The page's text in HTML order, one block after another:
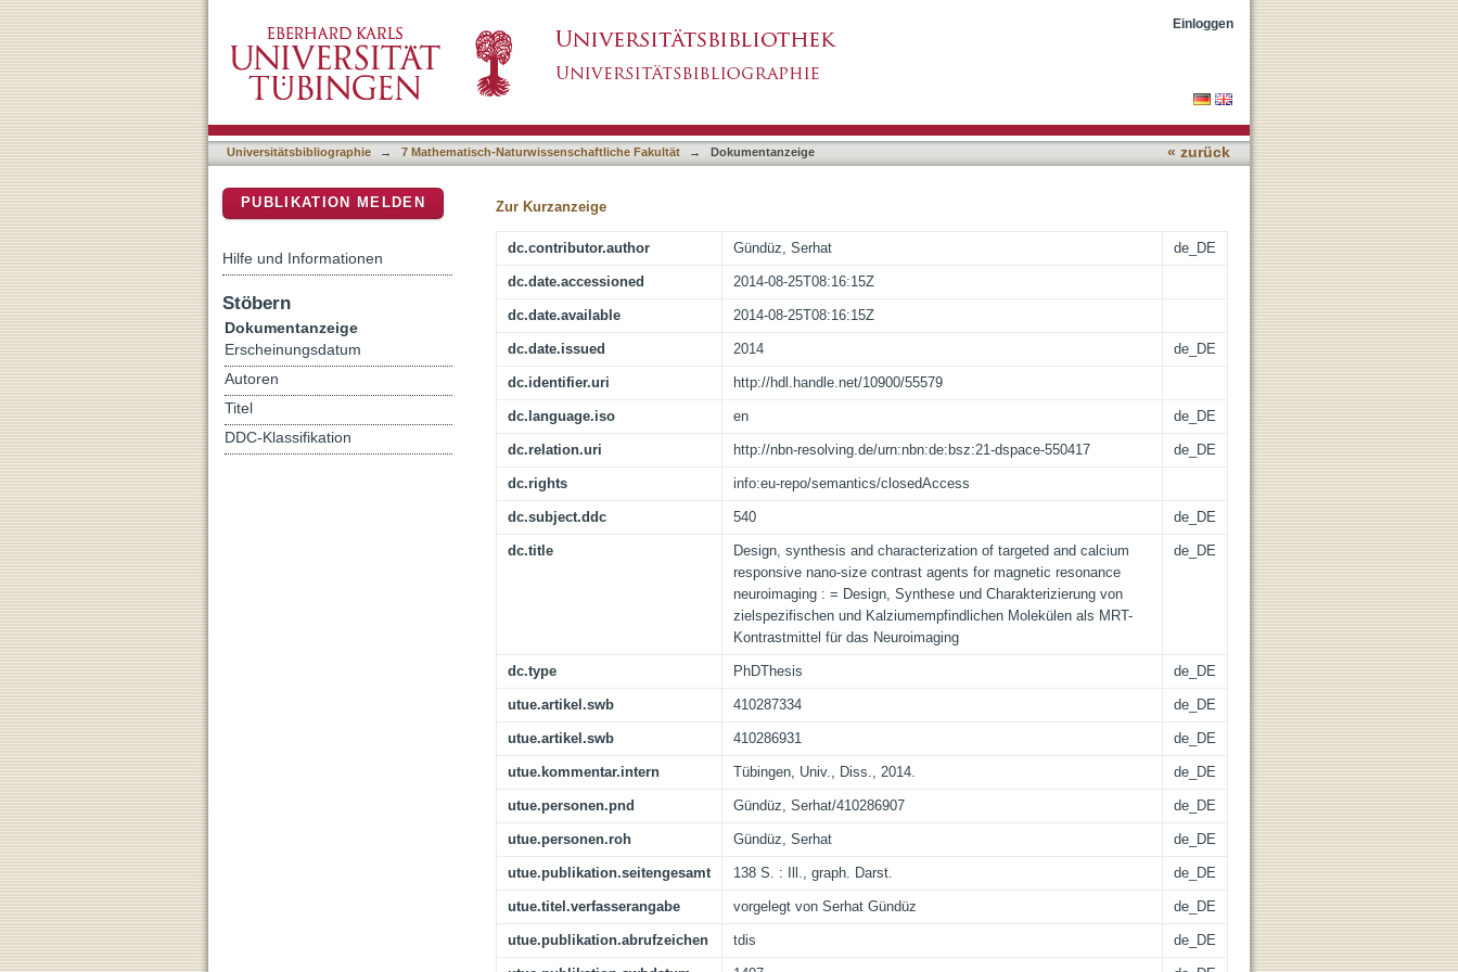
Design, synthesis and characterization of targeted and calcium responsive nano-size contrast
agents for magnetic resonance neuroimaging : = Design, Synthese und Charakterizierung von
zielspezifischen und Kalziumempfindlichen Molekülen als MRT-Kontrastmittel für das
Neuroimaging
Einloggen
Universitätsbibliographie → 7 Mathematisch-Naturwissenschaftliche Fakultät → Dokumentanzeige « zurück
Zur Kurzanzeige
dc.contributor.author Gündüz, Serhat de_DE
dc.date.accessioned 2014-08-25T08:16:15Z
dc.date.available 2014-08-25T08:16:15Z
dc.date.issued 2014 de_DE
dc.identifier.uri http://hdl.handle.net/10900/55579
dc.language.iso en de_DE
dc.relation.uri http://nbn-resolving.de/urn:nbn:de:bsz:21-dspace-550417 de_DE
dc.rights info:eu-repo/semantics/closedAccess
dc.subject.ddc 540 de_DE
dc.title
Design, synthesis and characterization of targeted and calcium
responsive nano-size contrast agents for magnetic resonance
neuroimaging : = Design, Synthese und Charakterizierung von
zielspezifischen und Kalziumempfindlichen Molekülen als MRT-
Kontrastmittel für das Neuroimaging
de_DE
dc.type PhDThesis de_DE
utue.artikel.swb 410287334 de_DE
utue.artikel.swb 410286931 de_DE
utue.kommentar.intern Tübingen, Univ., Diss., 2014. de_DE
utue.personen.pnd Gündüz, Serhat/410286907 de_DE
utue.personen.roh Gündüz, Serhat de_DE
utue.publikation.seitengesamt 138 S. : Ill., graph. Darst. de_DE
utue.titel.verfasserangabe vorgelegt von Serhat Gündüz de_DE
utue.publikation.abrufzeichen tdis de_DE
PUBLIKATION MELDEN
Hilfe und Informationen
Stöbern
Dokumentanzeige
Erscheinungsdatum
Autoren
Titel
DDC-Klassifikation